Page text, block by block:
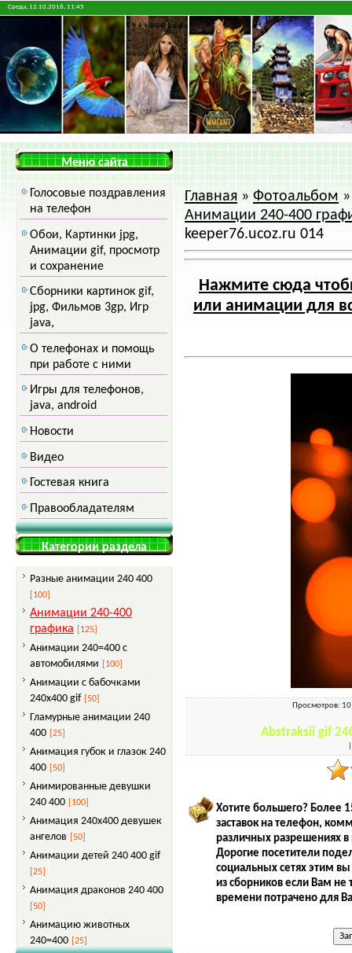
Среда, 12.10.2016, 11:45
Меню сайта
Голосовые поздравления
на телефон
Обои, Картинки jpg,
Анимации gif, просмотр
и сохранение
Сборники картинок gif,
jpg, Фильмов 3gp, Игр
java,
О телефонах и помощь
при работе с ними
Игры для телефонов,
java, android
Новости
Видео
Гостевая книга
Правообладателям
Категории раздела
Разные анимации 240 400
[100]
Анимации 240-400
графика
[125]
Анимации 240=400 с
автомобилями
[100]
Анимации с бабочками
240x400 gif
[50]
Гламурные анимации 240
400
[25]
Анимация губок и глазок 240
400
[50]
Анимированные девушки
240 400
[100]
Анимация 240x400 девушек
ангелов
[50]
Анимации детей 240 400 gif
[25]
Анимация драконов 240 400
[50]
Анимацию животных
240=400
[25]
Главная » Фотоальбом
Анимации 240-400
keeper76.ucoz.ru 014
Нажмите сюда
или анимации для
Просмотров:
Abstraksii gif
Хотите большего? Более
заставок на телефон,
различных разрешениях
Дорогие посетители
социальных сетях этим
из сборников если Вам не
времени потрачено для